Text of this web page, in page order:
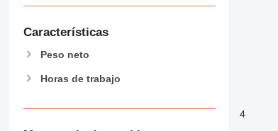
Características
Peso neto
Horas de trabajo
4